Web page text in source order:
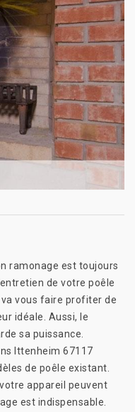
ramonage est toujours
de votre poêle
vous faire profiter de
idéale. Aussi, le
sa puissance.
Ittenheim 67117
de poêle existant.
appareil peuvent
est indispensable.